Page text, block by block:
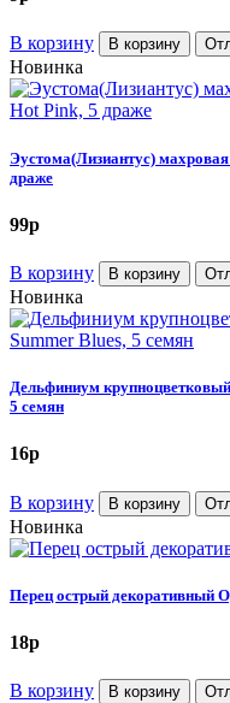
В корзину В корзину
Новинка
Эустома(Лизиантус)
драже
99p
В корзину В корзину
Новинка
Дельфиниум
5 семян
16p
В корзину В корзину
Новинка
Перец острый декоративный
18p
В корзину В корзину